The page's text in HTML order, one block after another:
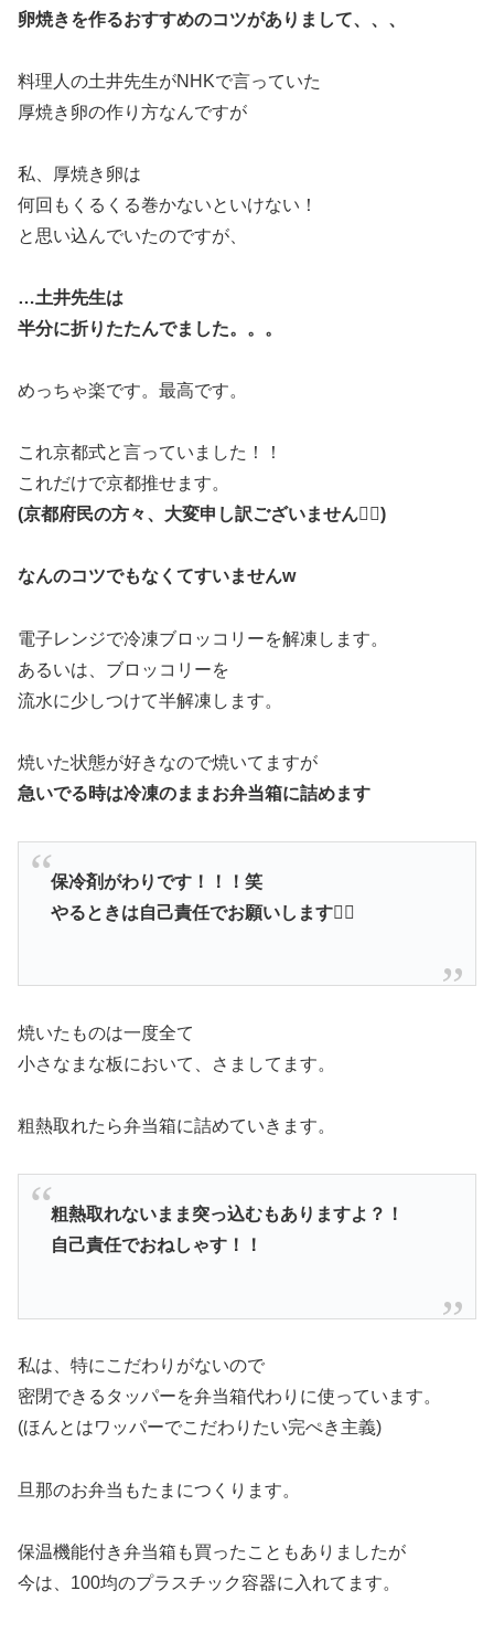
卵焼きを作るおすすめのコツがありまして、、、
料理人の土井先生がNHKで言っていた
厚焼き卵の作り方なんですが
私、厚焼き卵は
何回もくるくる巻かないといけない！
と思い込んでいたのですが、
…土井先生は
半分に折りたたんでました。。。
めっちゃ楽です。最高です。
これ京都式と言っていました！！
これだけで京都推せます。
(京都府民の方々、大変申し訳ございません🙇‍♀️)
なんのコツでもなくてすいませんw
電子レンジで冷凍ブロッコリーを解凍します。
あるいは、ブロッコリーを
流水に少しつけて半解凍します。
焼いた状態が好きなので焼いてますが
急いでる時は冷凍のままお弁当箱に詰めます
保冷剤がわりです！！！笑
やるときは自己責任でお願いします🙇‍♀️
焼いたものは一度全て
小さなまな板において、さましてます。
粗熱取れたら弁当箱に詰めていきます。
粗熱取れないまま突っ込むもありますよ？！
自己責任でおねしゃす！！
私は、特にこだわりがないので
密閉できるタッパーを弁当箱代わりに使っています。
(ほんとはワッパーでこだわりたい完ぺき主義)
旦那のお弁当もたまにつくります。
保温機能付き弁当箱も買ったこともありましたが
今は、100均のプラスチック容器に入れてます。